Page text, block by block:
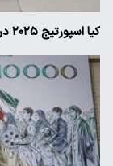
کیا اسپورتیج ۲۰۲۵ در ایران ارزش خرید دارد؟